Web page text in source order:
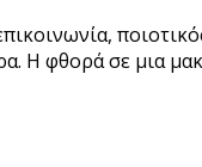
φθορά σε μια